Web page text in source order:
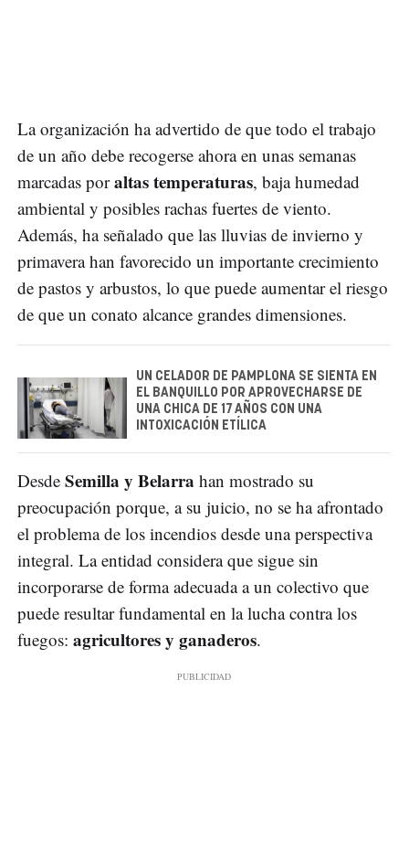
La organización ha advertido de que todo el trabajo
de un año debe recogerse ahora en unas semanas
marcadas poraltas temperaturas, baja humedad
ambiental y posibles rachas fuertes de viento.
Además, ha señalado que las lluvias de invierno y
primavera han favorecido un importante crecimiento
de pastos y arbustos, lo que puede aumentar el riesgo
de que un conato alcance grandes dimensiones.
UN CELADOR DE PAMPLONA SE SIENTA EN
EL BANQUILLO POR APROVECHARSE DE
UNA CHICA DE 17 AÑOS CON UNA
INTOXICACIÓN ETÍLICA
Desde Semilla y Belarra han mostrado su
preocupación porque, a su juicio, no se ha afrontado
el problema de los incendios desde una perspectiva
integral. La entidad considera que sigue sin
incorporarse de forma adecuada a un colectivo que
puede resultar fundamental en la lucha contra los
fuegos: agricultores y ganaderos.